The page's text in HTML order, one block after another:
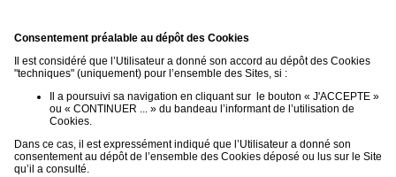
Consentement préalable au dépôt des Cookies
Il est considéré que l’Utilisateur a donné son accord au dépôt des Cookies
"techniques" (uniquement) pour l’ensemble des Sites, si :
Il a poursuivi sa navigation en cliquant sur le bouton « J'ACCEPTE »
ou « CONTINUER ... » du bandeau l’informant de l’utilisation de
Cookies.
Dans ce cas, il est expressément indiqué que l’Utilisateur a donné son
consentement au dépôt de l’ensemble des Cookies déposé ou lus sur le Site
qu’il a consulté.